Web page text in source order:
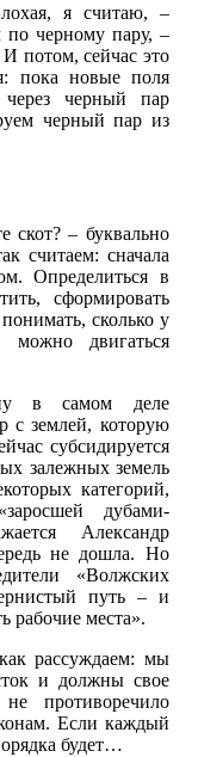
я считаю, –
черному пару, –
потом, сейчас это
пока новые поля
черный пар
черный пар из
скот? – буквально
считаем: сначала
Определиться в
сформировать
сколько у
можно двигаться
в самом деле
с землей, которую
субсидируется
залежных земель
категорий,
дубами-
Александр
не дошла. Но
«Волжских
путь – и
рабочие места».
рассуждаем: мы
и должны свое
противоречило
Если каждый
будет…